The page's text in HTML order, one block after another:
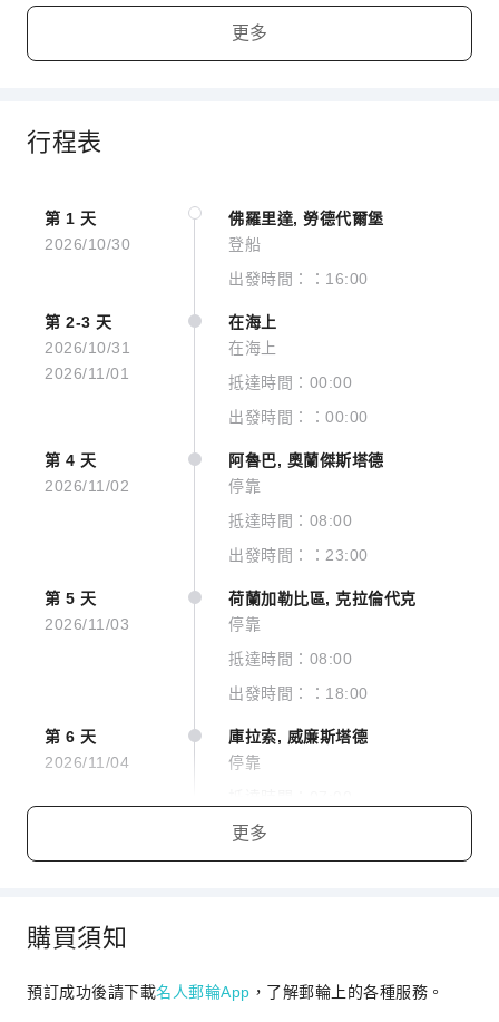
Single Inside Stateroom
查看圖片
更多
行程表
第 1 天
2026/10/30
佛羅里達, 勞德代爾堡
登船
出發時間：：16:00
第 2-3 天
2026/10/31
2026/11/01
在海上
在海上
抵達時間：00:00
出發時間：：00:00
第 4 天
2026/11/02
阿魯巴, 奧蘭傑斯塔德
停靠
抵達時間：08:00
出發時間：：23:00
第 5 天
2026/11/03
荷蘭加勒比區, 克拉倫代克
停靠
抵達時間：08:00
出發時間：：18:00
第 6 天
2026/11/04
庫拉索, 威廉斯塔德
停靠
出發時間：：16:00
2026/11/06
更多
購買須知
預訂成功後請下載名人郵輪App ，了解郵輪上的各種服務。